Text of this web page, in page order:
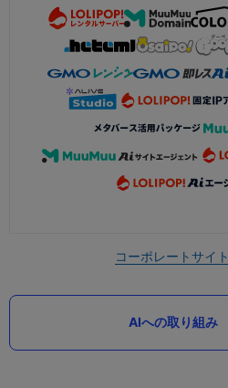
コーポレートサイト
AIへの取り組み